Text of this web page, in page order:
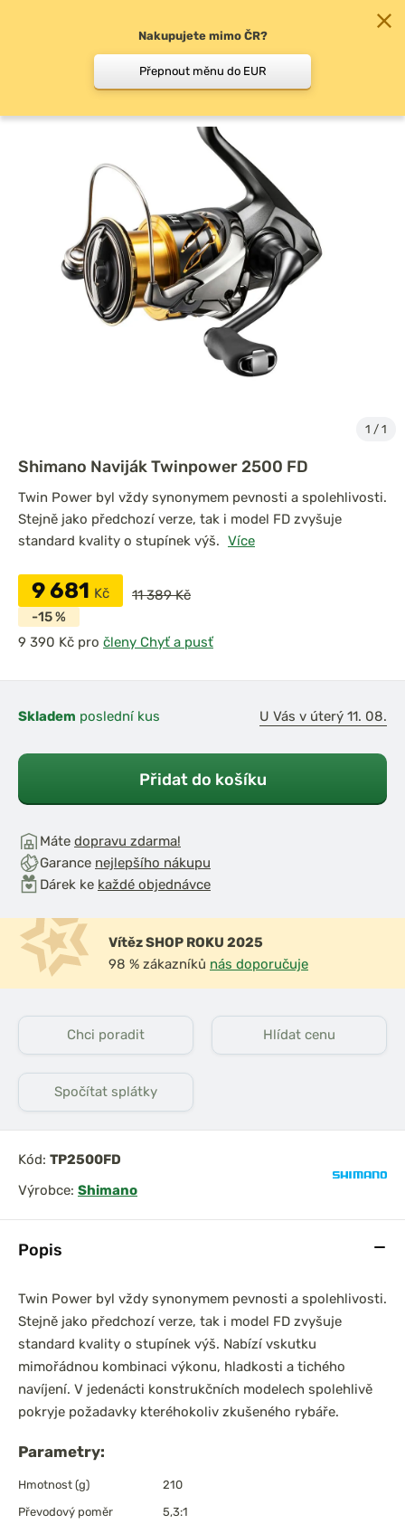
Ultegra
Shimano Naviják Big
Baitrunner LC 14000
Přední brzda
1 / 1
Popis
Twin Power byl vždy synonymem pevnosti a spolehlivosti.
Stejně jako předchozí verze, tak i model FD zvyšuje
standard kvality o stupínek výš. Nabízí vskutku
mimořádnou kombinaci výkonu, hladkosti a tichého
navíjení. V jedenácti konstrukčních modelech spolehlivě
pokryje požadavky kteréhokoliv zkušeného rybáře.
Parametry:
Hmotnost (g)
210
Převodový poměr
5,3:1
Shimano Naviják Twinpower 2500 FD
Twin Power byl vždy synonymem pevnosti a spolehlivosti.
Stejně jako předchozí verze, tak i model FD zvyšuje
standard kvality o stupínek výš. Více
9 681 Kč
11 389 Kč
-15 %
pro členy Chyť a pusť
Skladem poslední kus U Vás v úterý 11. 08.
Přidat do košíku
Máte dopravu zdarma!
Garance nejlepšího nákupu
Dárek ke každé objednávce
Vítěz SHOP ROKU 2025
98 % zákazníků nás doporučuje
Chci poradit Hlídat cenu
Spočítat splátky
Kód: TP2500FD
Výrobce: Shimano
Nakupujete mimo ČR?
Přepnout měnu do EUR